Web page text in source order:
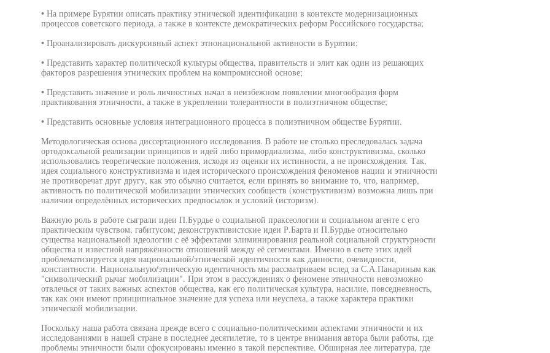
• На примере Бурятии описать практику этнической идентификации в контексте модернизационных
процессов советского периода, а также в контексте демократических реформ Российского государства;
• Проанализировать дискурсивный аспект этнонациональной активности в Бурятии;
• Представить характер политической культуры общества, правительств и элит как один из решающих
факторов разрешения этнических проблем на компромиссной основе;
• Представить значение и роль личностных начал в неизбежном появлении многообразия форм
практикования этничности, а также в укреплении толерантности в полиэтничном обществе;
• Представить основные условия интеграционного процесса в полиэтничном обществе Бурятии.
Методологическая основа диссертационного исследования. В работе не столько преследовалась задача
ортодоксальной реализации принципов и идей либо примордиализма, либо конструктивизма, сколько
использовались теоретические положения, исходя из оценки их истинности, а не происхождения. Так,
идея социального конструктивизма и идея исторического происхождения феноменов нации и этничности
не противоречат друг другу, как это обычно считается, если принять во внимание то, что, например,
активность по политической мобилизации этнических сообществ (конструктивизм) возможна лишь при
наличии определённых исторических предпосылок и условий (историзм).
Важную роль в работе сыграли идеи П.Бурдье о социальной праксеологии и социальном агенте с его
практическим чувством, габитусом; деконструктивистские идеи Р.Барта и П.Бурдье относительно
существа национальной идеологии с её эффектами элиминирования реальной социальной структурности
общества и известной напряжённости отношений между её сегментами. Именно в свете этих идей
проблематизируется идея национальной/этнической идентичности как данности, очевидности,
константности. Национальную/этническую идентичность мы рассматриваем вслед за С.А.Панариным как
"символический рычаг мобилизации". При этом в рассуждениях о феномене этничности невозможно
отвлечься от таких важных аспектов общества, как его политическая культура, насилие, повседневность,
так как они имеют принципиальное значение для успеха или неуспеха, а также характера практики
этнической мобилизации.
Поскольку наша работа связана прежде всего с социально-политическими аспектами этничности и их
исследованиями в нашей стране в последнее десятилетие, то в центре внимания автора были работы, где
проблемы этничности были сфокусированы именно в такой перспективе. Обширная лее литература, где